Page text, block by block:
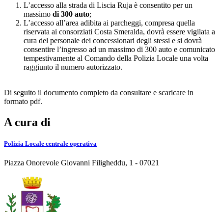
L’accesso alla strada di Liscia Ruja è consentito per un
massimo di 300 auto;
L’accesso all’area adibita ai parcheggi, compresa quella
riservata ai consorziati Costa Smeralda, dovrà essere vigilata a
cura del personale dei concessionari degli stessi e si dovrà
consentire l’ingresso ad un massimo di 300 auto e comunicato
tempestivamente al Comando della Polizia Locale una volta
raggiunto il numero autorizzato.
Di seguito il documento completo da consultare e scaricare in
formato pdf.
A cura di
Polizia Locale centrale operativa
Piazza Onorevole Giovanni Filigheddu, 1 - 07021